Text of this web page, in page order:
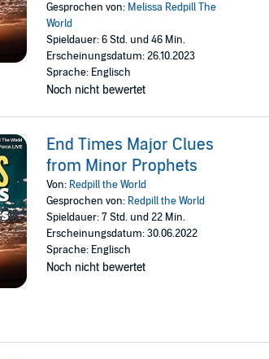
Gesprochen von: Melissa Redpill The
World
Spieldauer: 6 Std. und 46 Min.
Erscheinungsdatum: 26.10.2023
Sprache: Englisch
Noch nicht bewertet
End Times Major Clues
from Minor Prophets
Von: Redpill the World
Gesprochen von: Redpill the World
Spieldauer: 7 Std. und 22 Min.
Erscheinungsdatum: 30.06.2022
Sprache: Englisch
Noch nicht bewertet